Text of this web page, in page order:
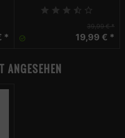
*
39,99 € *
19,99 € *
ANGESEHEN